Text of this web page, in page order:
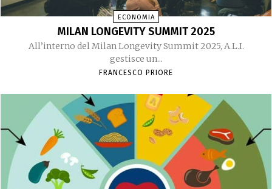
ECONOMIA
MILAN LONGEVITY SUMMIT 2025
All’interno del Milan Longevity Summit 2025, A.L.I.
gestisce un...
FRANCESCO PRIORE